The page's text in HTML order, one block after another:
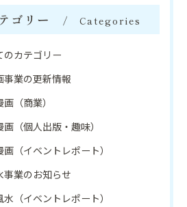
ゴリー Categories
のカテゴリー
事業の更新情報
画（商業）
画（個人出版・趣味）
画（イベントレポート）
事業のお知らせ
水（イベントレポート）